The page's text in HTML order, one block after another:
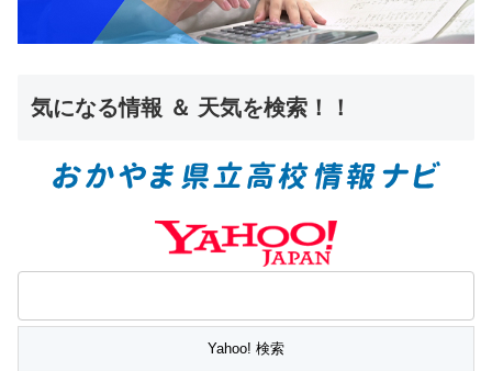
気になる情報 ＆ 天気を検索！！